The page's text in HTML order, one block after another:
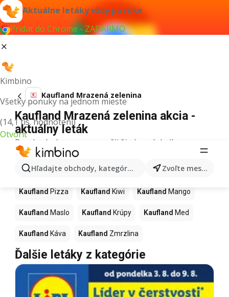
Aktuálne letáky vždy po ruke
Pridať do Chrome - ZADARMO
Kimbino
Všetky ponuky na jednom mieste
(14,1 tis. hodnotení)
Otvoriť
Hľadajte obchody, kategórie, produkty... Zvoľte mesto
Kaufland Mrazená zelenina
Kaufland Mrazená zelenina akcia -
aktuálny leták
Pre daný výraz sme nenašli žiadne výsledky.
Ďalšie produkty v obchodoch
Kaufland
Kaufland Pizza Kaufland Kiwi Kaufland Mango
Kaufland Maslo Kaufland Krúpy Kaufland Med
Kaufland Káva Kaufland Zmrzlina
Ďalšie letáky z kategórie